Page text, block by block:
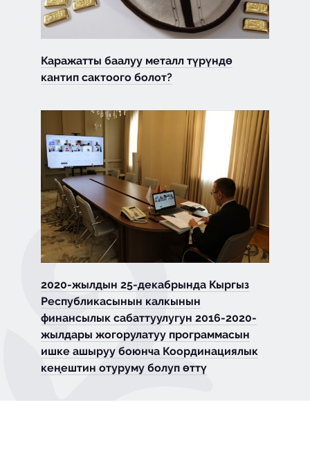
Каражатты баалуу металл түрүндө
кантип сактоого болот?
2020-жылдын 25-декабрында Кыргыз
Республикасынын калкынын
финансылык сабаттуулугун 2016-2020-
жылдары жогорулатуу программасын
ишке ашыруу боюнча Координациялык
кеңештин отуруму болуп өттү